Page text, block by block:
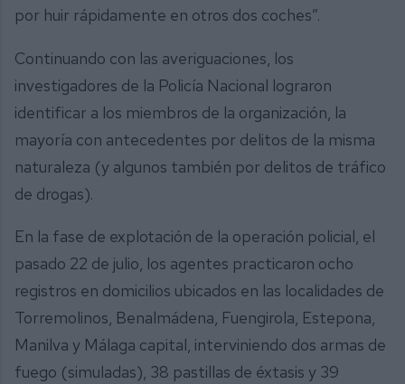
por huir rápidamente en otros dos coches”.
Continuando con las averiguaciones, los
investigadores de la Policía Nacional lograron
identificar a los miembros de la organización, la
mayoría con antecedentes por delitos de la misma
naturaleza (y algunos también por delitos de tráfico
de drogas).
En la fase de explotación de la operación policial, el
pasado 22 de julio, los agentes practicaron ocho
registros en domicilios ubicados en las localidades de
Torremolinos, Benalmádena, Fuengirola, Estepona,
Manilva y Málaga capital, interviniendo dos armas de
fuego (simuladas), 38 pastillas de éxtasis y 39